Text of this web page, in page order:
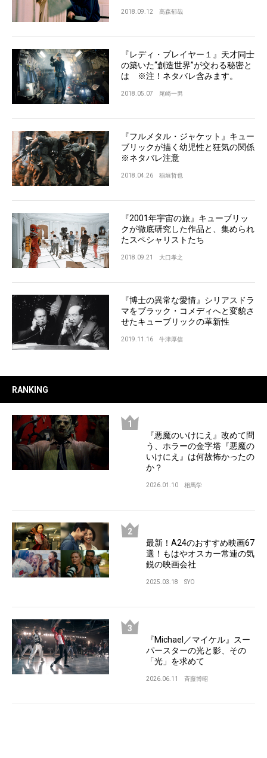
2018.09.12 高森郁哉
『レディ・プレイヤー１』天才同士
の築いた“創造世界”が交わる秘密と
は ※注！ネタバレ含みます。
2018.05.07 尾崎一男
『フルメタル・ジャケット』キュー
ブリックが描く幼児性と狂気の関係
※ネタバレ注意
2018.04.26 稲垣哲也
『2001年宇宙の旅』キューブリッ
クが徹底研究した作品と、集められ
たスペシャリストたち
2018.09.21 大口孝之
『博士の異常な愛情』シリアスドラ
マをブラック・コメディへと変貌さ
せたキューブリックの革新性
2019.11.16 牛津厚信
RANKING
『悪魔のいけにえ』改めて問
う、ホラーの金字塔『悪魔の
いけにえ』は何故怖かったの
か？
2026.01.10 相馬学
最新！A24のおすすめ映画67
選！もはやオスカー常連の気
鋭の映画会社
2025.03.18 SYO
『Michael／マイケル』スー
パースターの光と影、その
「光」を求めて
2026.06.11 斉藤博昭